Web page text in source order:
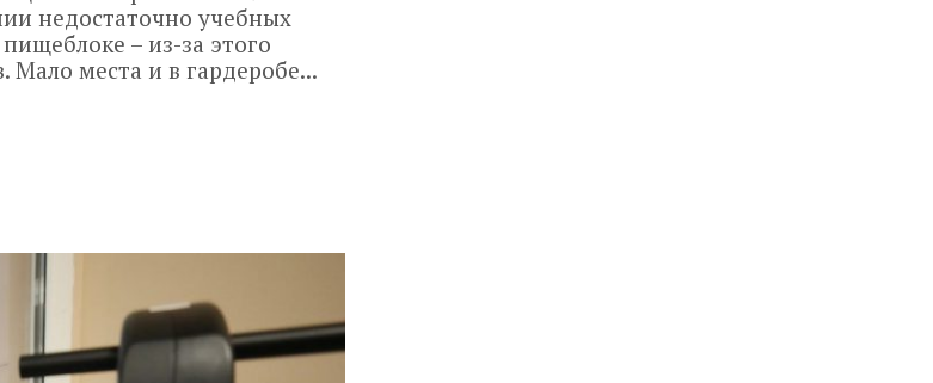
недостаточно учебных
– из-за этого
Мало места и в гардеробе...